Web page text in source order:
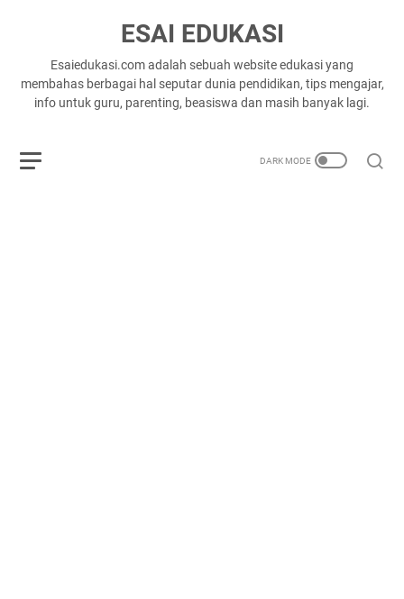
ESAI EDUKASI
Esaiedukasi.com adalah sebuah website edukasi yang
membahas berbagai hal seputar dunia pendidikan, tips mengajar,
info untuk guru, parenting, beasiswa dan masih banyak lagi.